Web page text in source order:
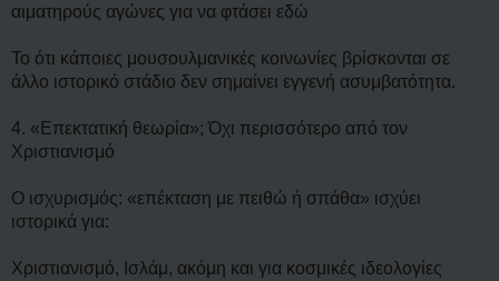
αιματηρούς αγώνες για να φτάσει εδώ
Το ότι κάποιες μουσουλμανικές κοινωνίες βρίσκονται σε
άλλο ιστορικό στάδιο δεν σημαίνει εγγενή ασυμβατότητα.
4. «Επεκτατική θεωρία»; Όχι περισσότερο από τον
Χριστιανισμό
Ο ισχυρισμός: «επέκταση με πειθώ ή σπάθα» ισχύει
ιστορικά για:
Χριστιανισμό, Ισλάμ, ακόμη και για κοσμικές ιδεολογίες